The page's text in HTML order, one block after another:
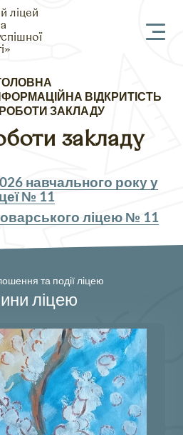
ліцей
ВІДКРИТІСТЬ
ЗАКЛАДУ
закладу
навчального року у
№ 11
ліцею № 11
та події ліцею
ліцею